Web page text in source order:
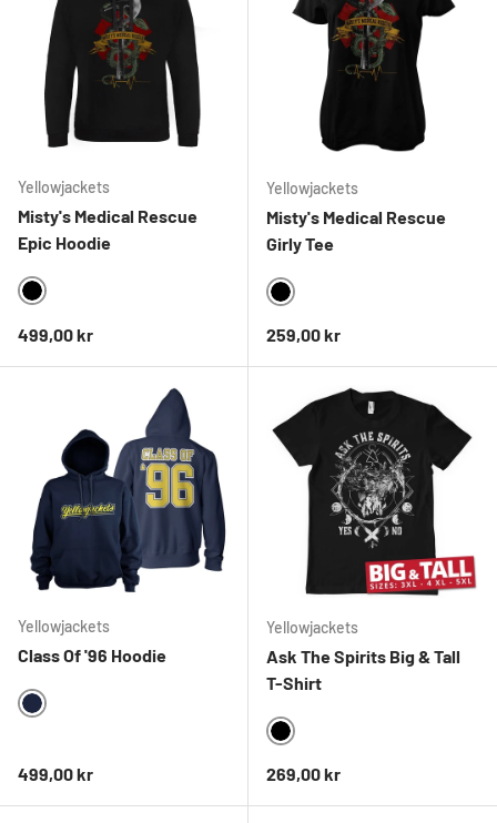
Yellowjackets
Misty's Medical Rescue
Epic Hoodie
BLACK
Ordinarie pris
499,00 kr
Yellowjackets
Misty's Medical Rescue
Girly Tee
BLACK
Ordinarie pris
259,00 kr
Yellowjackets
Class Of '96 Hoodie
NAVY
Ordinarie pris
499,00 kr
Yellowjackets
Ask The Spirits Big & Tall
T-Shirt
BLACK
Ordinarie pris
269,00 kr